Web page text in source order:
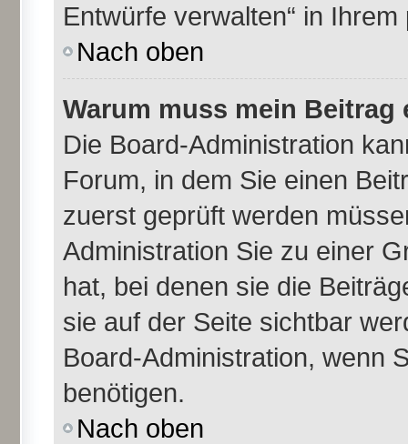
Entwürfe verwalten“ in
Nach oben
Warum muss mein
Die Board-Administration
Forum, in dem Sie einen
zuerst geprüft werden
Administration Sie zu einer
hat, bei denen sie die
sie auf der Seite sichtbar
Board-Administration, wenn
benötigen.
Nach oben